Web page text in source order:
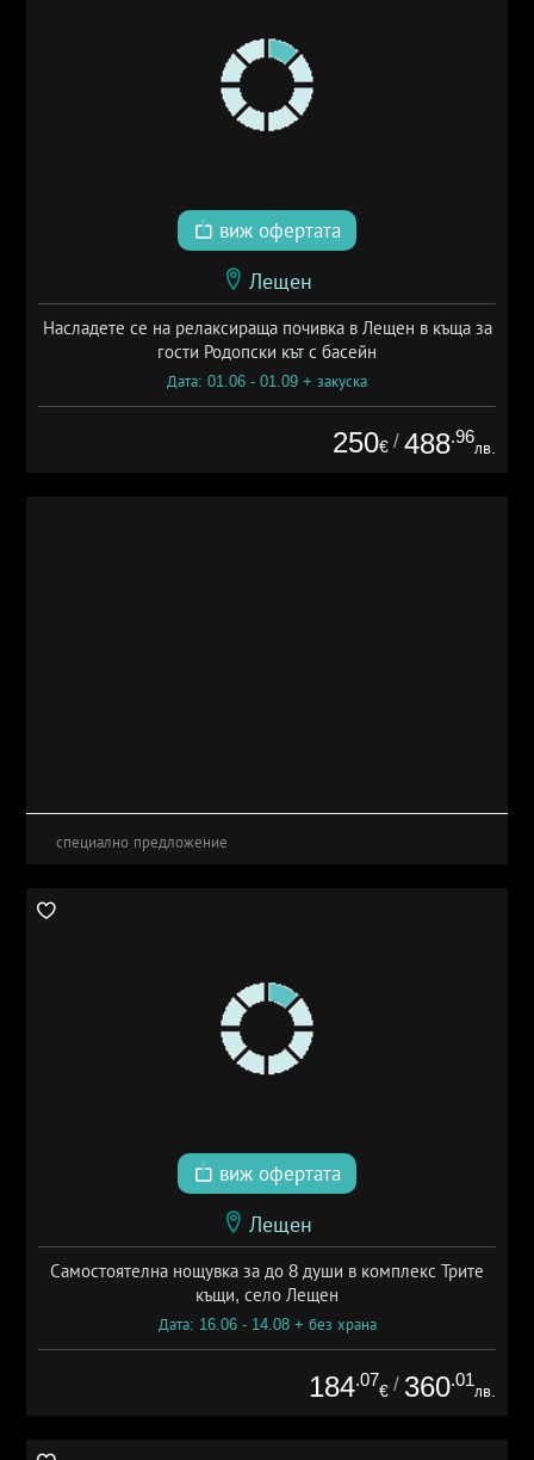
виж офертата
Лещен
Насладете се на релаксираща почивка в Лещен в къща за
гости Родопски кът с басейн
Дата: 01.06 - 01.09 + закуска
250€ / 488.96
лв.
специално предложение
виж офертата
Лещен
Самостоятелна нощувка за до 8 души в комплекс Трите
къщи, село Лещен
Дата: 16.06 - 14.08 + без храна
184.07
€ / 360.01
лв.